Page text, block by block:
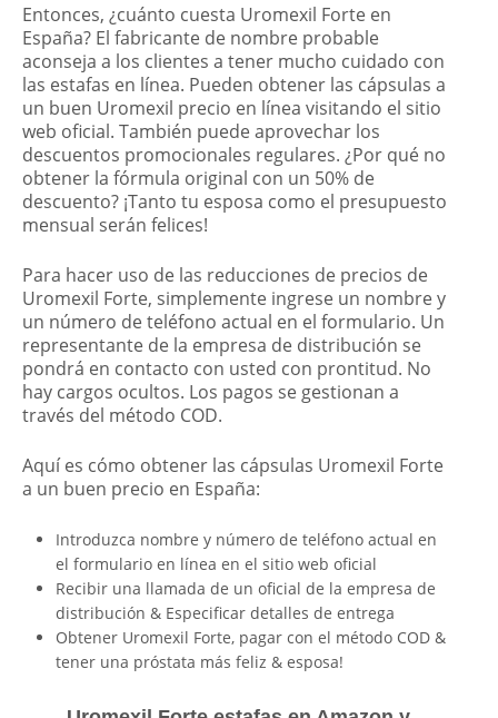
Entonces, ¿cuánto cuesta Uromexil Forte en
España? El fabricante de nombre probable
aconseja a los clientes a tener mucho cuidado con
las estafas en línea. Pueden obtener las cápsulas a
un buen Uromexil precio en línea visitando el sitio
web oficial. También puede aprovechar los
descuentos promocionales regulares. ¿Por qué no
obtener la fórmula original con un 50% de
descuento? ¡Tanto tu esposa como el presupuesto
mensual serán felices!
Para hacer uso de las reducciones de precios de
Uromexil Forte, simplemente ingrese un nombre y
un número de teléfono actual en el formulario. Un
representante de la empresa de distribución se
pondrá en contacto con usted con prontitud. No
hay cargos ocultos. Los pagos se gestionan a
través del método COD.
Aquí es cómo obtener las cápsulas Uromexil Forte
a un buen precio en España:
Introduzca nombre y número de teléfono actual en
el formulario en línea en el sitio web oficial
Recibir una llamada de un oficial de la empresa de
distribución & Especificar detalles de entrega
Obtener Uromexil Forte, pagar con el método COD &
tener una próstata más feliz & esposa!